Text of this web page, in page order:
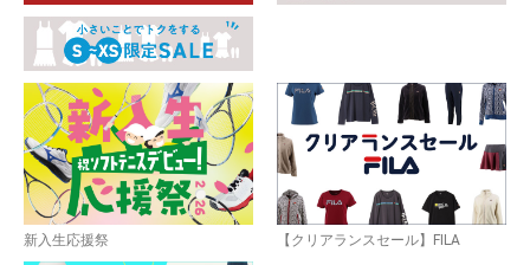
新入生応援祭 【クリアランスセール】FILA